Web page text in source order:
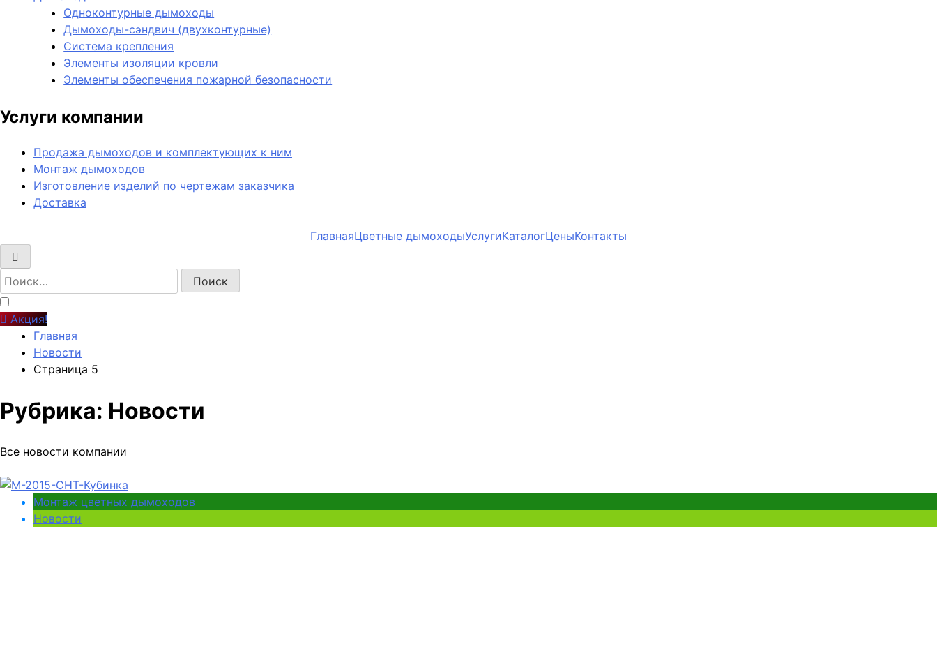
Одноконтурные дымоходы
Дымоходы-сэндвич (двухконтурные)
Система крепления
Элементы изоляции кровли
Элементы обеспечения пожарной безопасности
Услуги компании
Продажа дымоходов и комплектующих к ним
Монтаж дымоходов
Изготовление изделий по чертежам заказчика
Доставка
ГлавнаяЦветные дымоходыУслугиКаталогЦеныКонтакты
Найти:
Акция!
Главная
Новости
Страница 5
Рубрика: Новости
Все новости компании
Монтаж цветных дымоходов
Новости